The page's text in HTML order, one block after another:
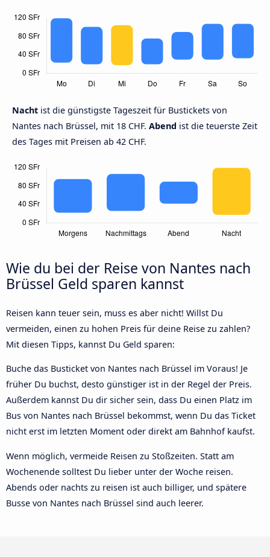
Nacht ist die günstigste Tageszeit für Bustickets von
Nantes nach Brüssel, mit 18 CHF. Abend ist die teuerste Zeit
des Tages mit Preisen ab 42 CHF.
Wie du bei der Reise von Nantes nach
Brüssel Geld sparen kannst
Reisen kann teuer sein, muss es aber nicht! Willst Du
vermeiden, einen zu hohen Preis für deine Reise zu zahlen?
Mit diesen Tipps, kannst Du Geld sparen:
Buche das Busticket von Nantes nach Brüssel im Voraus! Je
früher Du buchst, desto günstiger ist in der Regel der Preis.
Außerdem kannst Du dir sicher sein, dass Du einen Platz im
Bus von Nantes nach Brüssel bekommst, wenn Du das Ticket
nicht erst im letzten Moment oder direkt am Bahnhof kaufst.
Wenn möglich, vermeide Reisen zu Stoßzeiten. Statt am
Wochenende solltest Du lieber unter der Woche reisen.
Abends oder nachts zu reisen ist auch billiger, und spätere
Busse von Nantes nach Brüssel sind auch leerer.